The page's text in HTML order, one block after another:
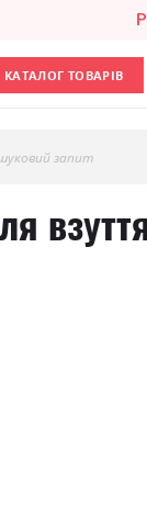
КАТАЛОГ ТОВАРІВ
запит